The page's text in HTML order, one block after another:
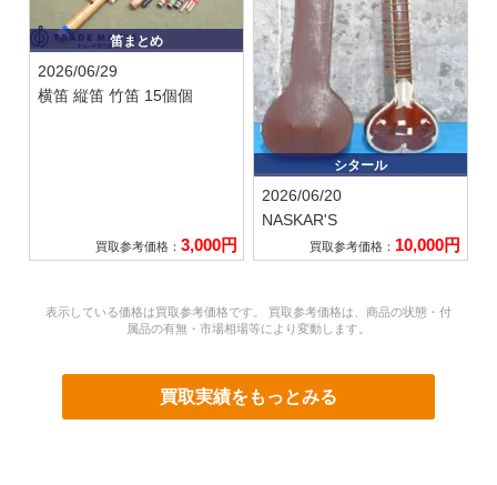
笛まとめ
2026/06/29
横笛 縦笛 竹笛 15個個
買取参考価格： 3,000円
シタール
2026/06/20
NASKAR'S
買取参考価格： 10,000円
表示している価格は買取参考価格です。 買取参考価格は、商品の状態・付
属品の有無・市場相場等により変動します。
買取実績をもっとみる